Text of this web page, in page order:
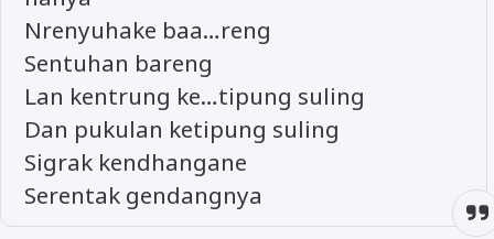
Nrenyuhake baa…reng
Sentuhan bareng
Lan kentrung ke…tipung suling
Dan pukulan ketipung suling
Sigrak kendhangane
Serentak gendangnya